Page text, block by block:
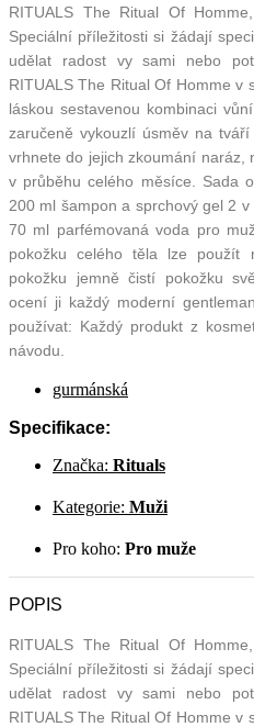
RITUALS The Ritual Of
Speciální příležitosti si žádají
udělat radost vy sami nebo
RITUALS The Ritual Of Homme v
láskou sestavenou kombinaci
zaručeně vykouzlí úsměv na
vrhnete do jejich zkoumání naráz,
v průběhu celého měsíce. Sada
200 ml šampon a sprchový gel 2
70 ml parfémovaná voda pro
pokožku celého těla lze použít
pokožku jemně čistí pokožku
ocení ji každý moderní
používat: Každý produkt z
návodu.
gurmánská
Specifikace:
Značka: Rituals
Kategorie: Muži
Pro koho: Pro muže
POPIS
RITUALS The Ritual Of
Speciální příležitosti si žádají
udělat radost vy sami nebo
RITUALS The Ritual Of Homme v